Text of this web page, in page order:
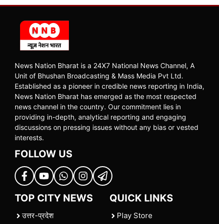
News Nation Bharat is a 24X7 National News Channel, A
Unit of Bhushan Broadcasting & Mass Media Pvt Ltd.
Established as a pioneer in credible news reporting in India,
News Nation Bharat has emerged as the most respected
news channel in the country. Our commitment lies in
providing in-depth, analytical reporting and engaging
discussions on pressing issues without any bias or vested
interests.
FOLLOW US
TOP CITY NEWS
उत्तर-प्रदेश
QUICK LINKS
Play Store